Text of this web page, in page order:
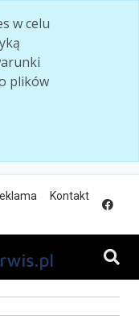
w celu
plików
Kontakt